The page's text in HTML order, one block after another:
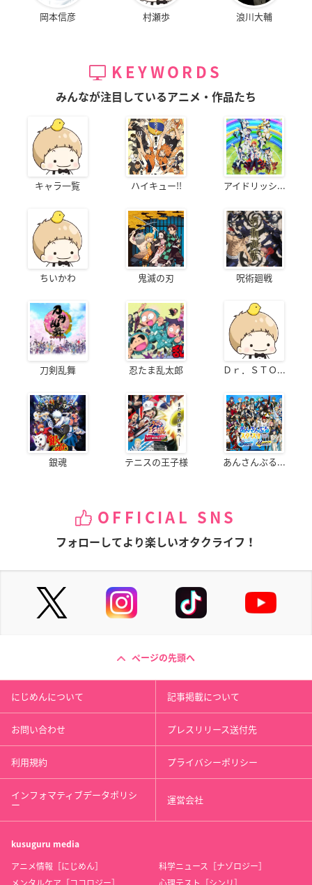
岡本信彦 村瀬歩 浪川大輔
KEYWORDS
みんなが注目しているアニメ・作品たち
キャラ一覧 ハイキュー!! アイドリッシ...
ちいかわ 鬼滅の刃 呪術廻戦
刀剣乱舞 忍たま乱太郎 Ｄｒ．ＳＴＯ...
銀魂 テニスの王子様 あんさんぶる...
OFFICIAL SNS
フォローしてより楽しいオタクライフ！
ページの先頭へ
にじめんについて 記事掲載について
お問い合わせ プレスリリース送付先
利用規約 プライバシーポリシー
インフォマティブデータポリシ
ー 運営会社
kusuguru media
アニメ情報［にじめん］
科学ニュース［ナゾロジー］